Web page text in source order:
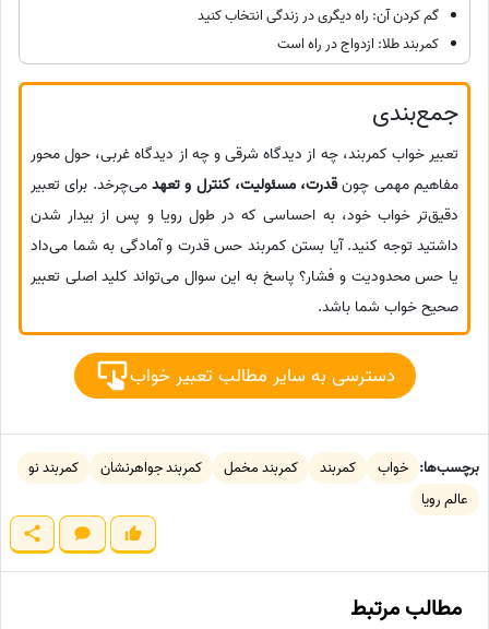
گم کردن آن: راه دیگری در زندگی انتخاب کنید
کمربند طلا: ازدواج در راه است
جمع‌بندی
تعبیر خواب کمربند، چه از دیدگاه شرقی و چه از دیدگاه غربی، حول محور
مفاهیم مهمی چونقدرت، مسئولیت، کنترل و تعهدمی‌چرخد. برای تعبیر
دقیق‌تر خواب خود، به احساسی که در طول رویا و پس از بیدار شدن
داشتید توجه کنید. آیا بستن کمربند حس قدرت و آمادگی به شما می‌داد
یا حس محدودیت و فشار؟ پاسخ به این سوال می‌تواند کلید اصلی تعبیر
صحیح خواب شما باشد.
دسترسی به سایر مطالب تعبیر خواب
برچسب‌ها: خواب کمربند کمربند مخمل کمربند جواهرنشان
کمربند نو
عالم رویا
مطالب مرتبط